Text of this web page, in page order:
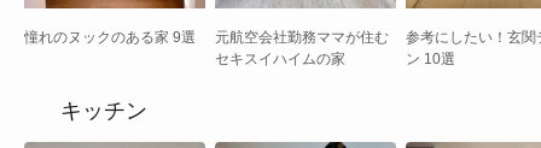
憧れのヌックのある家 9選
元航空会社勤務ママが住む
セキスイハイムの家
参考にしたい！玄関
ン 10選
キッチン